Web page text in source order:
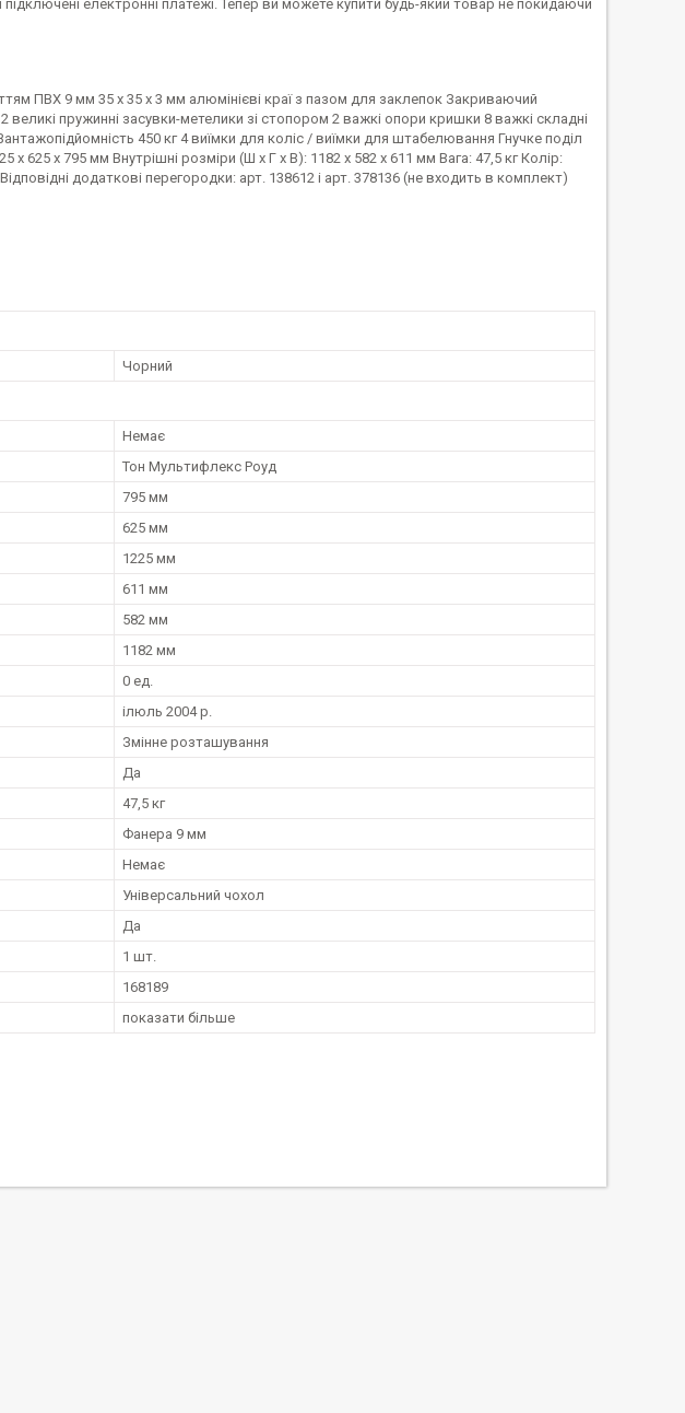
підключені електронні платежі. Тепер ви можете купити будь-який товар не покидаючи
ПВХ 9 мм 35 x 35 x 3 мм алюмінієві краї з пазом для заклепок Закриваючий
2 великі пружинні засувки-метелики зі стопором 2 важкі опори кришки 8 важкі складні
450 кг 4 виїмки для коліс / виїмки для штабелювання Гнучке поділ
x 625 x 795 мм Внутрішні розміри (Ш x Г x В): 1182 x 582 x 611 мм Вага: 47,5 кг Колір:
додаткові перегородки: арт. 138612 і арт. 378136 (не входить в комплект)
Чорний
Немає
Тон Мультифлекс Роуд
795 мм
625 мм
1225 мм
611 мм
582 мм
1182 мм
0 ед.
ілюль 2004 р.
Змінне розташування
Да
47,5 кг
Фанера 9 мм
Немає
Універсальний чохол
Да
1 шт.
168189
показати більше